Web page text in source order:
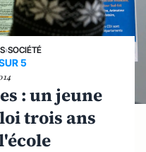
›SOCIÉTÉ
5
: un jeune
trois ans